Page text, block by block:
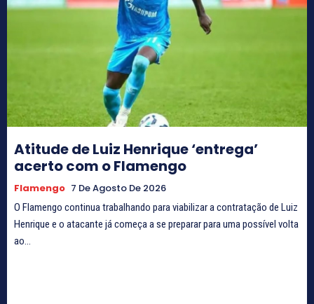
Atitude de Luiz Henrique ‘entrega’
acerto com o Flamengo
Flamengo 7 De Agosto De 2026
O Flamengo continua trabalhando para viabilizar a contratação de Luiz
Henrique e o atacante já começa a se preparar para uma possível volta
ao...